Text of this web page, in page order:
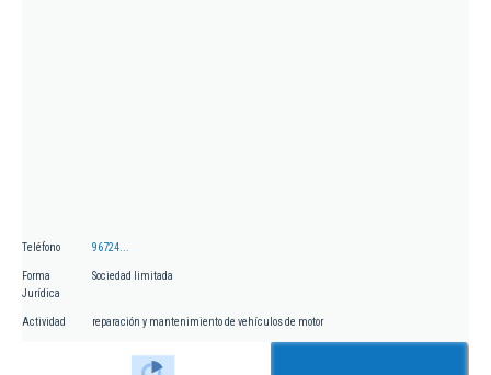
Teléfono 96724...
Forma
Jurídica
Sociedad limitada
Actividad reparación y mantenimiento de vehículos de motor